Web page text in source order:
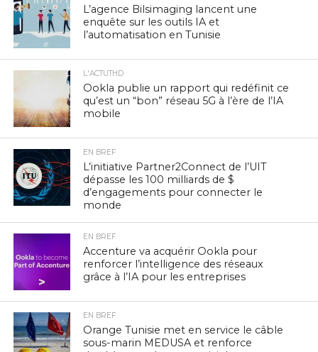
L’agence Bilsimaging lancent une
enquête sur les outils IA et
l’automatisation en Tunisie
L'ACTUTHD
Ookla publie un rapport qui redéfinit ce
qu’est un “bon” réseau 5G à l’ère de l’IA
mobile
EN BREF
L’initiative Partner2Connect de l’UIT
dépasse les 100 milliards de $
d’engagements pour connecter le
monde
EN BREF
Accenture va acquérir Ookla pour
renforcer l’intelligence des réseaux
grâce à l’IA pour les entreprises
EN BREF
Orange Tunisie met en service le câble
sous-marin MEDUSA et renforce